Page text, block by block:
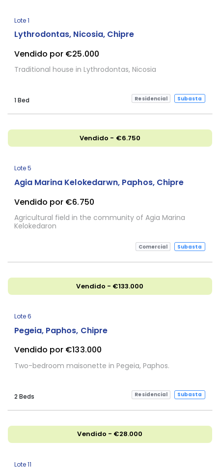
Lote 1
Lythrodontas, Nicosia, Chipre
Vendido por €25.000
Traditional house in Lythrodontas, Nicosia
1 Bed Residencial Subasta
Vendido - €6.750
Lote 5
Agia Marina Kelokedarwn, Paphos, Chipre
Vendido por €6.750
Agricultural field in the community of Agia Marina
Kelokedaron
Comercial Subasta
Vendido - €133.000
Lote 6
Pegeia, Paphos, Chipre
Vendido por €133.000
Two-bedroom maisonette in Pegeia, Paphos.
2 Beds Residencial Subasta
Vendido - €28.000
Lote 11